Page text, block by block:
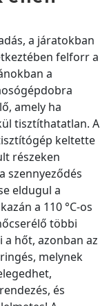
a járatokban
felforr a
a
amely ha
tisztíthatatlan. A
keltette
részeken
szennyeződés
eldugul a
a 110 °C-os
többi
a hőt, azonban az
melynek
és